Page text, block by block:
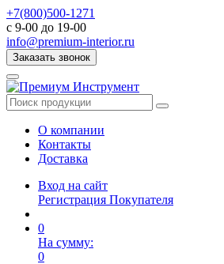
+7(800)500-1271
с 9-00 до 19-00
info@premium-interior.ru
Заказать звонок
О компании
Контакты
Доставка
Вход на сайт
Регистрация Покупателя
0
На сумму:
0